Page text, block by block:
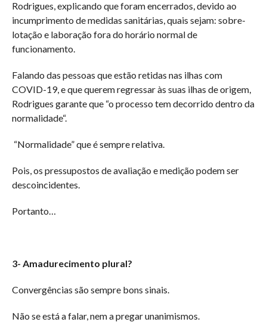
Rodrigues, explicando que foram encerrados, devido ao
incumprimento de medidas sanitárias, quais sejam: sobre-
lotação e laboração fora do horário normal de
funcionamento.
Falando das pessoas que estão retidas nas ilhas com
COVID-19, e que querem regressar às suas ilhas de origem,
Rodrigues garante que “o processo tem decorrido dentro da
normalidade“.
“Normalidade” que é sempre relativa.
Pois, os pressupostos de avaliação e medição podem ser
descoincidentes.
Portanto…
3- Amadurecimento plural?
Convergências são sempre bons sinais.
Não se está a falar, nem a pregar unanimismos.